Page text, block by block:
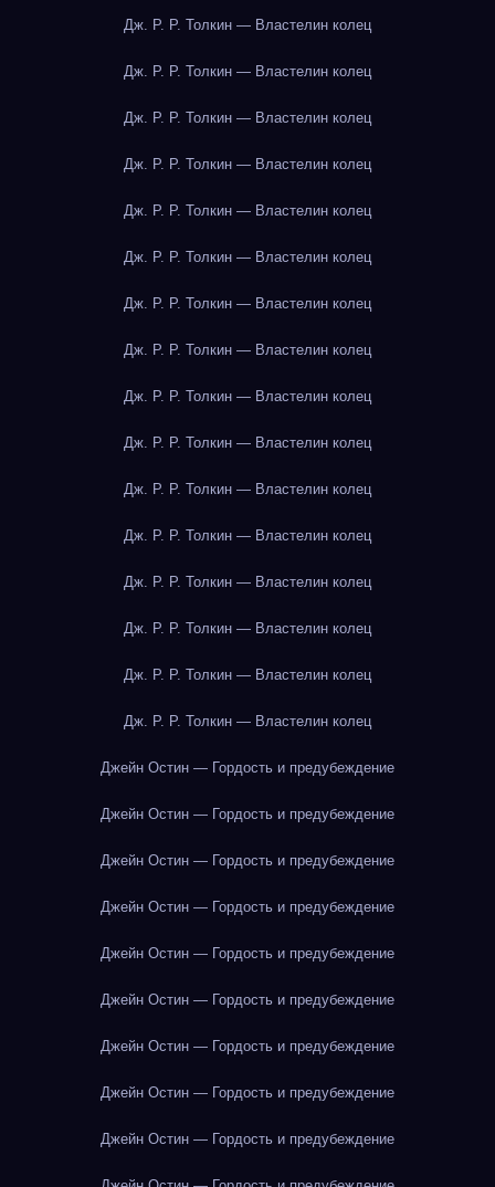
Дж. Р. Р. Толкин — Властелин колец
Дж. Р. Р. Толкин — Властелин колец
Дж. Р. Р. Толкин — Властелин колец
Дж. Р. Р. Толкин — Властелин колец
Дж. Р. Р. Толкин — Властелин колец
Дж. Р. Р. Толкин — Властелин колец
Дж. Р. Р. Толкин — Властелин колец
Дж. Р. Р. Толкин — Властелин колец
Дж. Р. Р. Толкин — Властелин колец
Дж. Р. Р. Толкин — Властелин колец
Дж. Р. Р. Толкин — Властелин колец
Дж. Р. Р. Толкин — Властелин колец
Дж. Р. Р. Толкин — Властелин колец
Дж. Р. Р. Толкин — Властелин колец
Дж. Р. Р. Толкин — Властелин колец
Дж. Р. Р. Толкин — Властелин колец
Джейн Остин — Гордость и предубеждение
Джейн Остин — Гордость и предубеждение
Джейн Остин — Гордость и предубеждение
Джейн Остин — Гордость и предубеждение
Джейн Остин — Гордость и предубеждение
Джейн Остин — Гордость и предубеждение
Джейн Остин — Гордость и предубеждение
Джейн Остин — Гордость и предубеждение
Джейн Остин — Гордость и предубеждение